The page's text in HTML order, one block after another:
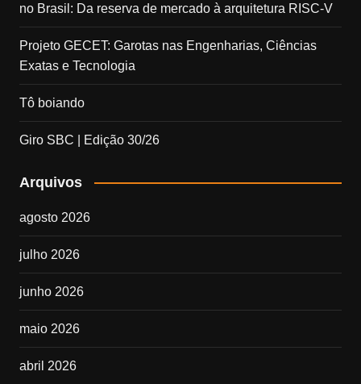
no Brasil: Da reserva de mercado à arquitetura RISC-V
Projeto GECET: Garotas nas Engenharias, Ciências
Exatas e Tecnologia
Tô boiando
Giro SBC | Edição 30/26
Arquivos
agosto 2026
julho 2026
junho 2026
maio 2026
abril 2026